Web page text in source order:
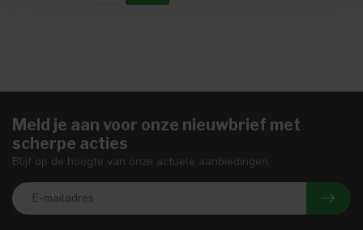
Meld je aan voor onze nieuwbrief met
scherpe acties
Blijf op de hoogte van onze actuele aanbiedingen